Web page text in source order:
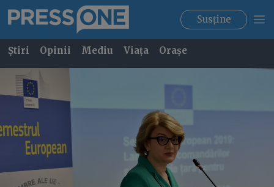
Susține
Știri Opinii Mediu Viața Orașe